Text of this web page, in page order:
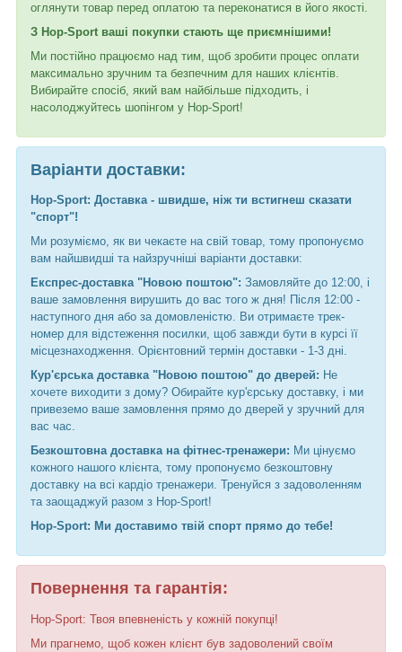
оглянути товар перед оплатою та переконатися в його якості.
З Hop-Sport ваші покупки стають ще приємнішими!
Ми постійно працюємо над тим, щоб зробити процес оплати
максимально зручним та безпечним для наших клієнтів.
Вибирайте спосіб, який вам найбільше підходить, і
насолоджуйтесь шопінгом у Hop-Sport!
Варіанти доставки:
Hop-Sport: Доставка - швидше, ніж ти встигнеш сказати
"спорт"!
Ми розуміємо, як ви чекаєте на свій товар, тому пропонуємо
вам найшвидші та найзручніші варіанти доставки:
Експрес-доставка "Новою поштою": Замовляйте до 12:00, і
ваше замовлення вирушить до вас того ж дня! Після 12:00 -
наступного дня або за домовленістю. Ви отримаєте трек-
номер для відстеження посилки, щоб завжди бути в курсі її
місцезнаходження. Орієнтовний термін доставки - 1-3 дні.
Кур'єрська доставка "Новою поштою" до дверей: Не
хочете виходити з дому? Обирайте кур'єрську доставку, і ми
привеземо ваше замовлення прямо до дверей у зручний для
вас час.
Безкоштовна доставка на фітнес-тренажери: Ми цінуємо
кожного нашого клієнта, тому пропонуємо безкоштовну
доставку на всі кардіо тренажери. Тренуйся з задоволенням
та заощаджуй разом з Hop-Sport!
Hop-Sport: Ми доставимо твій спорт прямо до тебе!
Повернення та гарантія:
Hop-Sport: Твоя впевненість у кожній покупці!
Ми прагнемо, щоб кожен клієнт був задоволений своїм